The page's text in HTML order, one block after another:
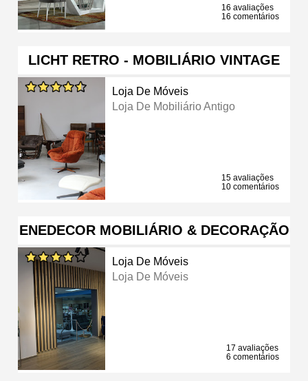
16 avaliações
16 comentários
LICHT RETRO - MOBILIÁRIO VINTAGE
Loja De Móveis
Loja De Mobiliário Antigo
15 avaliações
10 comentários
ENEDECOR MOBILIÁRIO & DECORAÇÃO
Loja De Móveis
Loja De Móveis
17 avaliações
6 comentários